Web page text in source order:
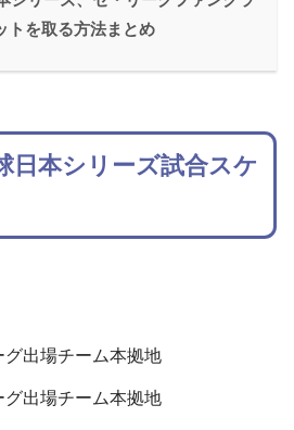
トを取る方法まとめ
日本シリーズ試合スケ
出場チーム本拠地
出場チーム本拠地